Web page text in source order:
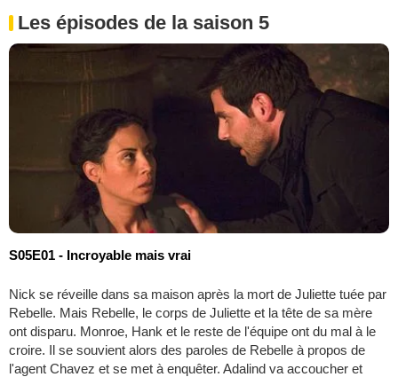
Les épisodes de la saison 5
S05E01 - Incroyable mais vrai
Nick se réveille dans sa maison après la mort de Juliette tuée par
Rebelle. Mais Rebelle, le corps de Juliette et la tête de sa mère
ont disparu. Monroe, Hank et le reste de l'équipe ont du mal à le
croire. Il se souvient alors des paroles de Rebelle à propos de
l'agent Chavez et se met à enquêter. Adalind va accoucher et